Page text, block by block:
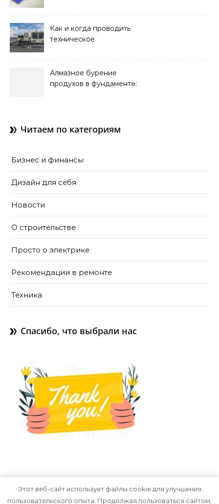
Как и когда проводить
техническое
Алмазное бурение
продухов в фундаменте:
Читаем по категориям
Бизнес и финансы
Дизайн для себя
Новости
О строительстве
Просто о электрике
Рекомендации в ремонте
Техника
Спасибо, что выбрали нас
Этот веб-сайт использует файлы cookie для улучшения
пользовательского опыта. Продолжая пользоваться сайтом,